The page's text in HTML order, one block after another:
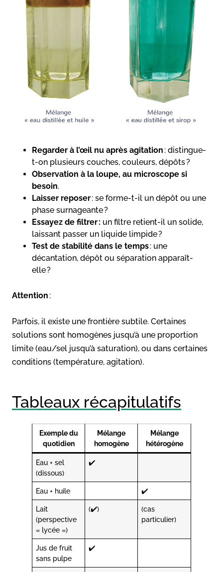
Regarder à l’œil nu après agitation : distingue-
t-on plusieurs couches, couleurs, dépôts ?
Observation à la loupe, au microscope si
besoin.
Laisser reposer: se forme-t-il un dépôt ou une
phase surnageante ?
Essayez de filtrer : un filtre retient-il un solide,
laissant passer un liquide limpide ?
Test de stabilité dans le temps: une
décantation, dépôt ou séparation apparaît-
elle ?
Attention :
Parfois, il existe une frontière subtile. Certaines
solutions sont homogènes jusqu’à une proportion
limite (eau/sel jusqu’à saturation), ou dans certaines
conditions (température, agitation).
Tableaux récapitulatifs
Exemple du
quotidien
Mélange
homogène
Mélange
hétérogène
Eau + sel
(dissous)
✔️
Eau + huile ✔️
Lait
(perspective
« lycée »)
(✔️)
(cas
particulier)
Jus de fruit
sans pulpe
✔️